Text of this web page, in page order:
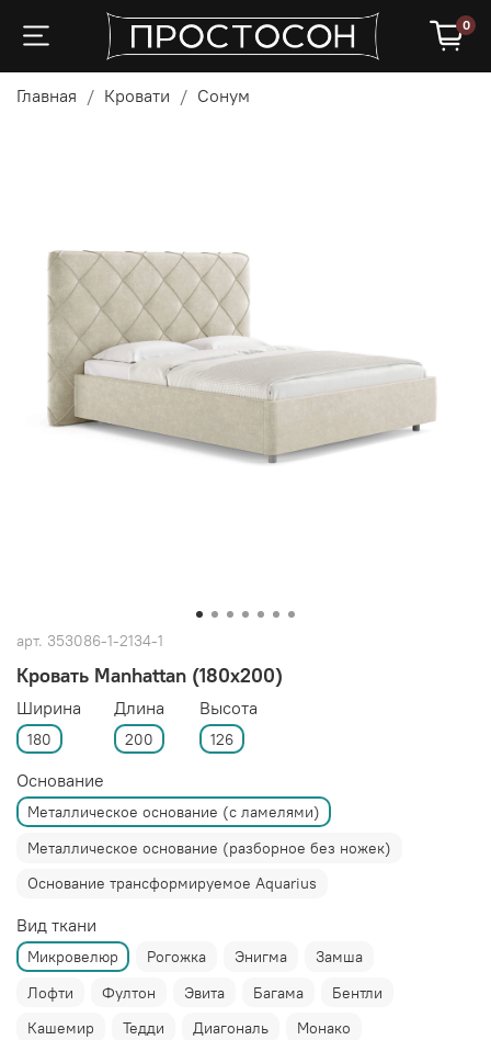
0
Главная Кровати Сонум
арт. 353086-1-2134-1
Кровать Manhattan (180x200)
Ширина
180
Длина
200
Высота
126
Основание
Металлическое основание (с ламелями)
Металлическое основание (разборное без ножек)
Основание трансформируемое Aquarius
Вид ткани
Микровелюр Рогожка Энигма
Замша
Лофти
Фултон Эвита Багама
Бентли
Кашемир
Тедди Диагональ
Монако